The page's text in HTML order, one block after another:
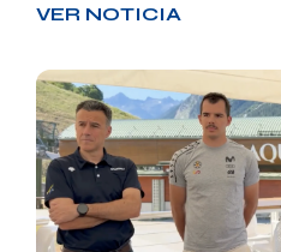
VER NOTICIA